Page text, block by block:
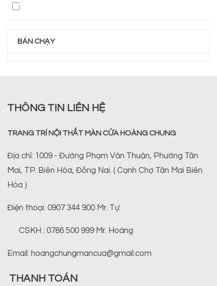
BÁN CHẠY
THÔNG TIN LIÊN HỆ
TRANG TRÍ NỘI THẤT MÀN CỬA HOÀNG CHUNG
Địa chỉ: 1009 - Đường Phạm Văn Thuận, Phường Tân
Mai, TP. Biên Hòa, Đồng Nai. ( Cạnh Chợ Tân Mai Biên
Hòa )
Điện thoại: 0907 344 900 Mr. Tự
CSKH : 0786 500 999 Mr. Hoàng
Email: hoangchungmancua@gmail.com
THANH TOÁN